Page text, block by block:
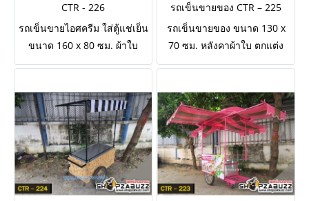
CTR - 226
รถเข็นขายไอศครีม ใส่ตู้แช่เย็น
ขนาด 160 x 80 ซม. ผ้าใบ
หลังคาสีดำ
รถเข็นขายของ CTR – 225
รถเข็นขายของ ขนาด 130 x
70 ซม. หลังคาผ้าใบ ตกแต่ง
งานไม้สไตล์วินเทจ